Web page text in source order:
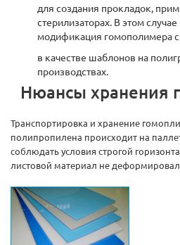
для создания прокладок,
стерилизаторах. В этом
модификация гомополимера
в качестве шаблонов на
производствах.
Нюансы хранения
Транспортировка и хранение
полипропилена происходит на
соблюдать условия строгой
листовой материал не